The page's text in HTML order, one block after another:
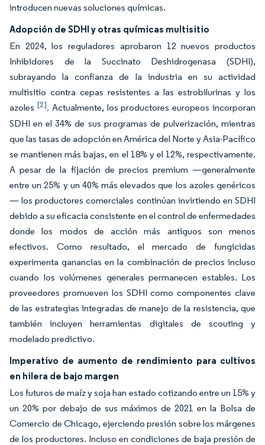
introducen nuevas soluciones químicas.
Adopción de SDHI y otras químicas multisitio
En 2024, los reguladores aprobaron 12 nuevos productos
Inhibidores de la Succinato Deshidrogenasa (SDHI),
subrayando la confianza de la industria en su actividad
multisitio contra cepas resistentes a las estrobilurinas y los
azoles [2]. Actualmente, los productores europeos incorporan
SDHI en el 34% de sus programas de pulverización, mientras
que las tasas de adopción en América del Norte y Asia-Pacífico
se mantienen más bajas, en el 18% y el 12%, respectivamente.
A pesar de la fijación de precios premium —generalmente
entre un 25% y un 40% más elevados que los azoles genéricos
— los productores comerciales continúan invirtiendo en SDHI
debido a su eficacia consistente en el control de enfermedades
donde los modos de acción más antiguos son menos
efectivos. Como resultado, el mercado de fungicidas
experimenta ganancias en la combinación de precios incluso
cuando los volúmenes generales permanecen estables. Los
proveedores promueven los SDHI como componentes clave
de las estrategias integradas de manejo de la resistencia, que
también incluyen herramientas digitales de scouting y
modelado predictivo.
Imperativo de aumento de rendimiento para cultivos
en hilera de bajo margen
Los futuros de maíz y soja han estado cotizando entre un 15% y
un 20% por debajo de sus máximos de 2021 en la Bolsa de
Comercio de Chicago, ejerciendo presión sobre los márgenes
de los productores. Incluso en condiciones de baja presión de